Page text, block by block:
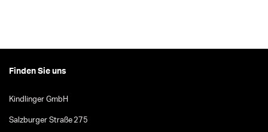
Finden Sie uns
Kindlinger GmbH
Salzburger Straße 275